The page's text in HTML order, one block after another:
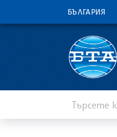
БЪЛГАРИЯ